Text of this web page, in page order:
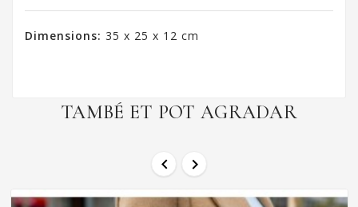
Dimensions: 35 x 25 x 12 cm
TAMBÉ ET POT AGRADAR
 